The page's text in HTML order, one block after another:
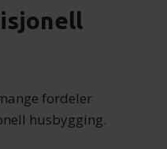
fordeler
husbygging.